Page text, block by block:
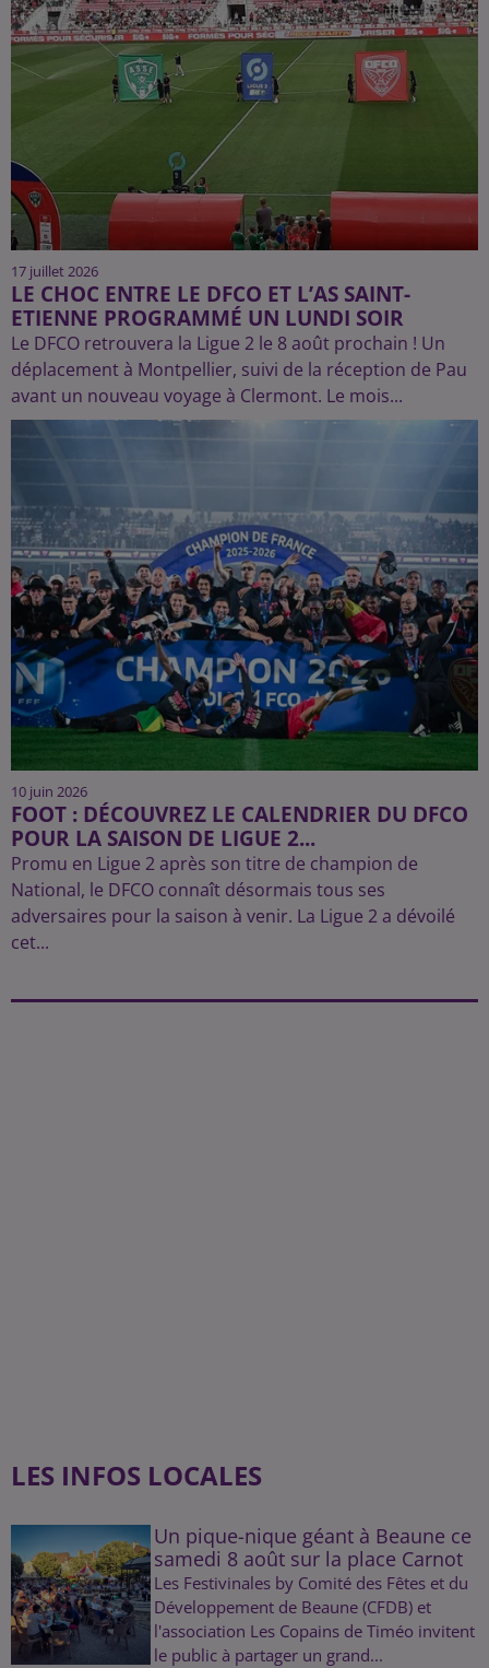
17 juillet 2026
LE CHOC ENTRE LE DFCO ET L’AS SAINT-
ETIENNE PROGRAMMÉ UN LUNDI SOIR
Le DFCO retrouvera la Ligue 2 le 8 août prochain ! Un
déplacement à Montpellier, suivi de la réception de Pau
avant un nouveau voyage à Clermont. Le mois...
10 juin 2026
FOOT : DÉCOUVREZ LE CALENDRIER DU DFCO
POUR LA SAISON DE LIGUE 2...
Promu en Ligue 2 après son titre de champion de
National, le DFCO connaît désormais tous ses
adversaires pour la saison à venir. La Ligue 2 a dévoilé
cet...
LES INFOS LOCALES
Un pique-nique géant à Beaune ce
samedi 8 août sur la place Carnot
Les Festivinales by Comité des Fêtes et du
Développement de Beaune (CFDB) et
l'association Les Copains de Timéo invitent
le public à partager un grand...